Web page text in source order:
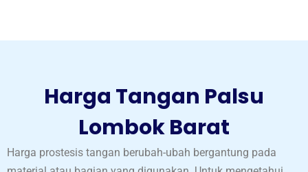
Harga Tangan Palsu
Lombok Barat
Harga prostesis tangan berubah-ubah bergantung pada